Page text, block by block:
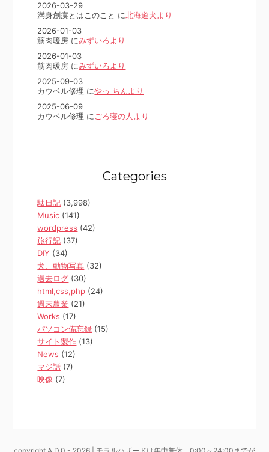
2026-03-29
満身創痍とはこのこと に北海道犬より
2026-01-03
筋肉暖房 にみずいろより
2026-01-03
筋肉暖房 にみずいろより
2025-09-03
カウベル修理 にやっ ちんより
2025-06-09
カウベル修理 に ごろ寝の人より
Categories
駄日記 (3,998)
Music (141)
wordpress (42)
旅行記 (37)
DIY (34)
犬、動物写真 (32)
過去ログ (30)
html,css,php (24)
週末農業 (21)
Works (17)
パソコン備忘録 (15)
サイト製作 (13)
News (12)
マジ話 (7)
映像 (7)